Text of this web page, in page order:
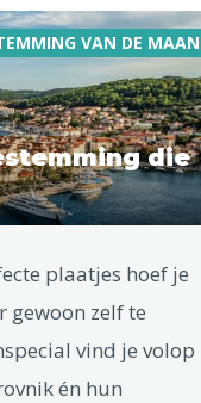
VAN DE
die
plaatjes hoef je
gewoon zelf te
vind je volop
én hun